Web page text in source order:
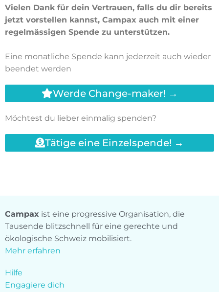
Vielen Dank für dein Vertrauen, falls du dir bereits
jetzt vorstellen kannst, Campax auch mit einer
regelmässigen Spende zu unterstützen.
Eine monatliche Spende kann jederzeit auch wieder
beendet werden
Werde Change-maker! →
Möchtest du lieber einmalig spenden?
Tätige eine Einzelspende! →
Campax ist eine progressive Organisation, die
Tausende blitzschnell für eine gerechte und
ökologische Schweiz mobilisiert.
Mehr erfahren
Hilfe
Engagiere dich